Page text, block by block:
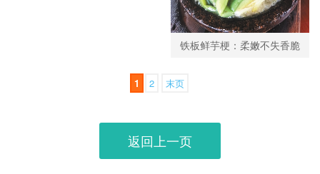
铁板鲜芋梗：柔嫩不失香脆
1 2 末页
返回上一页